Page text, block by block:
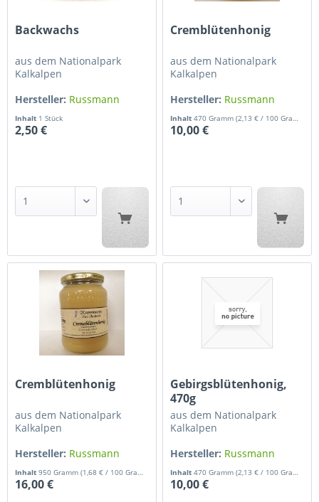
Backwachs
aus dem Nationalpark
Kalkalpen
Hersteller: Russmann
Inhalt 1 Stück
2,50 €
Cremblütenhonig
aus dem Nationalpark
Kalkalpen
Hersteller: Russmann
Inhalt470 Gramm(2,13 € / 100 Gramm)
10,00 €
Cremblütenhonig
aus dem Nationalpark
Kalkalpen
Hersteller: Russmann
Inhalt950 Gramm(1,68 € / 100 Gramm)
16,00 €
Gebirgsblütenhonig,
470g
aus dem Nationalpark
Kalkalpen
Hersteller: Russmann
Inhalt470 Gramm(2,13 € / 100 Gramm)
10,00 €